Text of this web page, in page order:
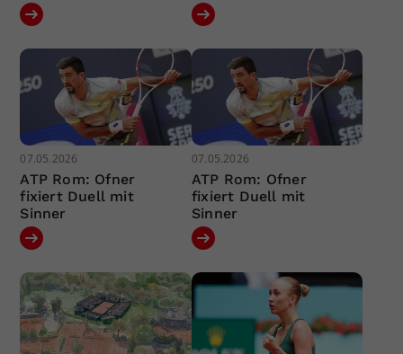
07.05.2026
ATP Rom: Ofner
fixiert Duell mit
Sinner
07.05.2026
ATP Rom: Ofner
fixiert Duell mit
Sinner